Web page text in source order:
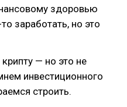
здоровью
заработать, но это
— но это не
инвестиционного
строить.